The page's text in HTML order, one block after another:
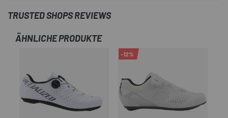
TRUSTED SHOPS REVIEWS
ÄHNLICHE PRODUKTE
-12%